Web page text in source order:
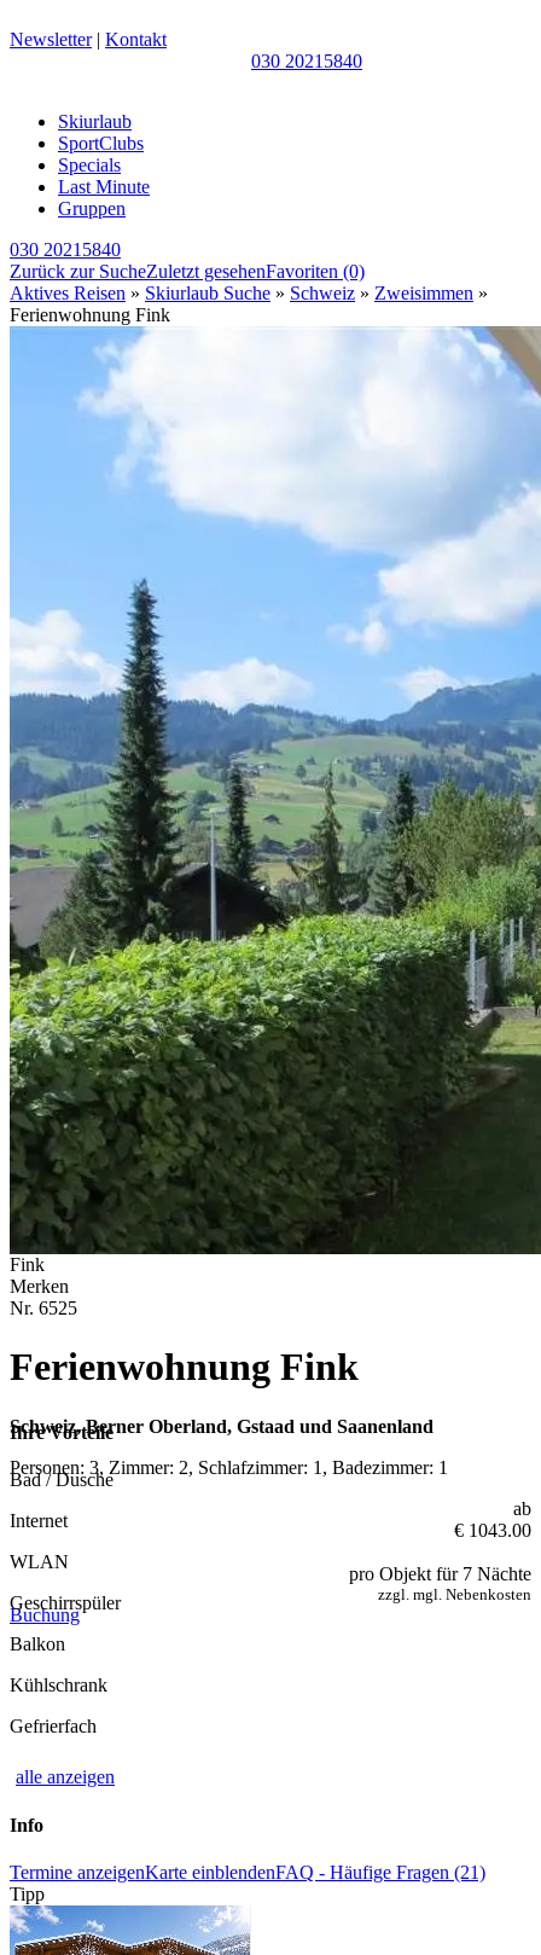
Newsletter| Kontakt
030 20215840
Skiurlaub
SportClubs
Specials
Last Minute
Gruppen
030 20215840
Zurück zur SucheZuletzt gesehenFavoriten (0)
Aktives Reisen » Skiurlaub Suche » Schweiz » Zweisimmen »
Ferienwohnung Fink
Fink
Merken
Nr. 6525
Ferienwohnung Fink
Schweiz, Berner Oberland, Gstaad und Saanenland
Personen: 3, Zimmer: 2, Schlafzimmer: 1, Badezimmer: 1
ab
€ 1043.00
pro Objekt für 7 Nächte
zzgl. mgl. Nebenkosten
Buchung
Ihre Vorteile
Bad / Dusche
Internet
WLAN
Geschirrspüler
Balkon
Kühlschrank
Gefrierfach
alle anzeigen
Info
Termine anzeigenKarte einblendenFAQ - Häufige Fragen (21)
Tipp